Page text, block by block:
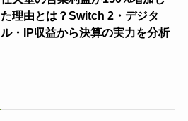
た理由とは？Switch 2・デジタ
ル・IP収益から決算の実力を分析